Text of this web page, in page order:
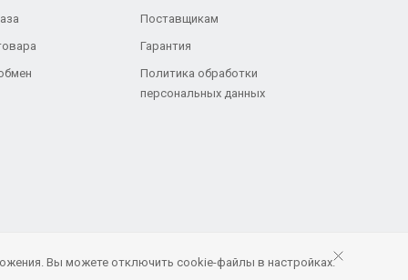
Поставщикам
Гарантия
Политика обработки
персональных данных
Продвижение и сопровождение
Вы можете отключить cookie-файлы в настройках.